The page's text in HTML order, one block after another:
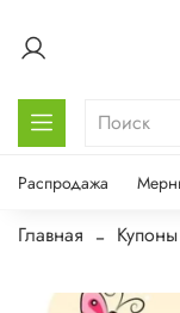
Распродажа
Главная Купоны